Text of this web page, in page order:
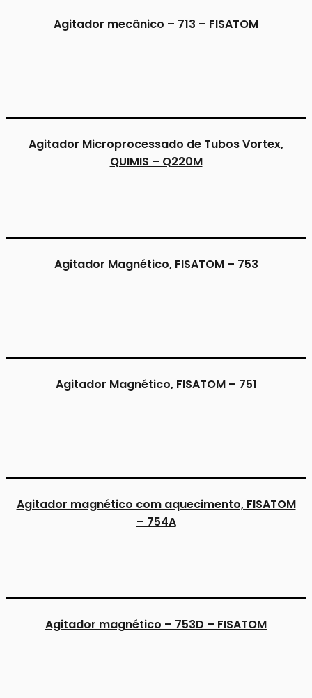
Agitador mecânico – 713 – FISATOM
Agitador Microprocessado de Tubos Vortex,
QUIMIS – Q220M
Agitador Magnético, FISATOM – 753
Agitador Magnético, FISATOM – 751
Agitador magnético com aquecimento, FISATOM
– 754A
Agitador magnético – 753D – FISATOM